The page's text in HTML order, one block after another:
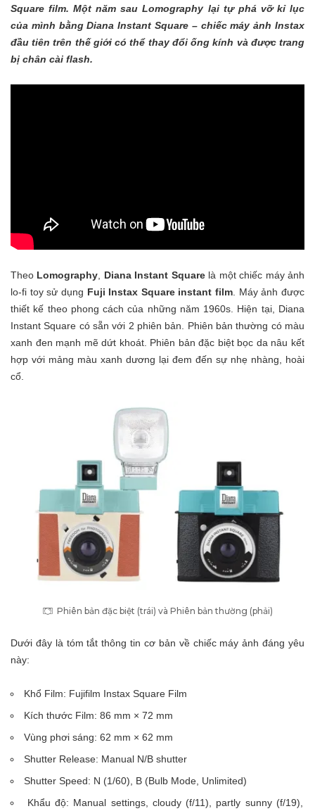
Square film. Một năm sau Lomography lại tự phá vỡ kỉ lục
của mình bằng Diana Instant Square – chiếc máy ảnh Instax
đầu tiên trên thế giới có thể thay đổi ống kính và được trang
bị chân cài flash.
Theo Lomography Diana Instant Squarelà một chiếc máy ảnh
lo-fi toy sử dụng Fuji Instax Square instantfilm . Máy ảnh được
thiết kế theo phong cách của những năm 1960s. Hiện tại, Diana
Instant Square có sẵn với 2 phiên bản. Phiên bản thường có màu
xanh đen mạnh mẽ dứt khoát. Phiên bản đặc biệt bọc da nâu kết
hợp với mảng màu xanh dương lại đem đến sự nhẹ nhàng, hoài
cổ.
Phiên bản đặc biệt (trái) và Phiên bản thường (phải)
Dưới đây là tóm tắt thông tin cơ bản về chiếc máy ảnh đáng yêu
này:
Khổ Film: Fujifilm Instax Square Film
Kích thước Film: 86 mm × 72 mm
Vùng phơi sáng: 62 mm × 62 mm
Shutter Release: Manual N/B shutter
Shutter Speed: N (1/60), B (Bulb Mode, Unlimited)
Khẩu độ: Manual settings, cloudy (f/11), partly sunny (f/19),